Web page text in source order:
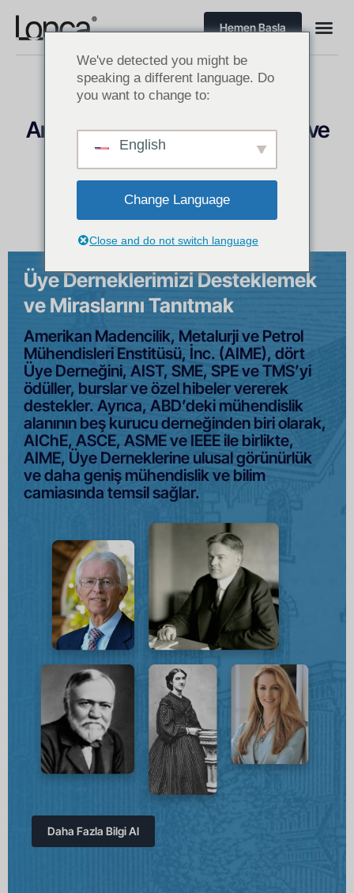
Hemen Başla
Amerikan Madencilik, Metalurji ve
Petrol Mühendisleri Enstitüsü
Amerika’da Maden Sektörü Dernekleri & Örgütleri
Üye Derneklerimizi Desteklemek
ve Miraslarını Tanıtmak
Amerikan Madencilik, Metalurji ve Petrol
Mühendisleri Enstitüsü, İnc. (AIME), dört
Üye Derneğini, AIST, SME, SPE ve TMS’yi
ödüller, burslar ve özel hibeler vererek
destekler. Ayrıca, ABD’deki mühendislik
alanının beş kurucu derneğinden biri olarak,
AIChE, ASCE, ASME ve IEEE ile birlikte,
AIME, Üye Derneklerine ulusal görünürlük
ve daha geniş mühendislik ve bilim
camiasında temsil sağlar.
Daha Fazla Bilgi Al
We've detected you might be
speaking a different language. Do
you want to change to:
English
Change Language
Close and do not switch language